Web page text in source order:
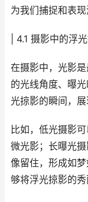
为我们捕捉和表现
| 4.1 摄影中的浮
在摄影中，光影
的光线角度、曝
光掠影的瞬间，展
比如，低光摄影
微光影；长曝光
像留住，形成如
够将浮光掠影的秀